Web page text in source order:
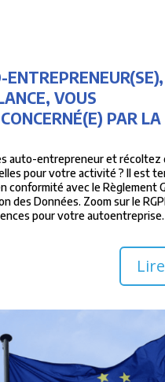
ENTREPRENEUR(SE),
VOUS
PAR LA
auto-entrepreneur et récoltez
pour votre activité ? Il est
conformité avec le Règlement
des Données. Zoom sur le
pour votre autoentreprise.